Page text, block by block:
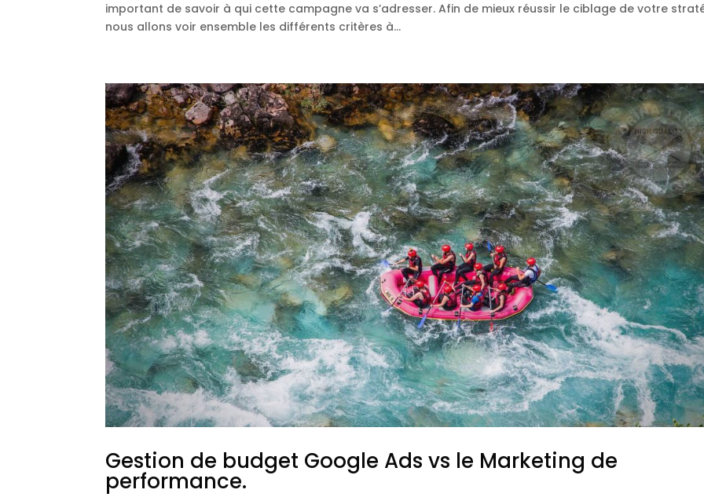
important de savoir à qui cette campagne va s’adresser. Afin de mieux réussir le ciblage de votre
nous allons voir ensemble les différents critères à...
Gestion de budget Google Ads vs le Marketing de
performance.